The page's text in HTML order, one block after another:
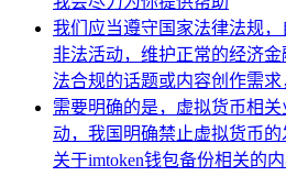
我们应当遵守国家法律法规
非法活动，维护正常的经济
法合规的话题或内容创作需
需要明确的是，虚拟货币相
动，我国明确禁止虚拟货币
关于imtoken钱包备份相关的